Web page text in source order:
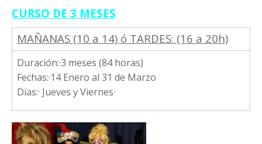
CURSO DE 3 MESES
MAÑANAS (10 a 14) ó TARDES: (16 a 20h)
Duración:·3 meses (84 horas)
Fechas:·14 Enero al 31 de Marzo
Días:· Jueves y Viernes·